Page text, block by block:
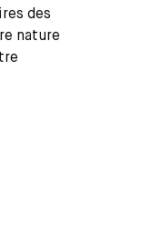
des
nature